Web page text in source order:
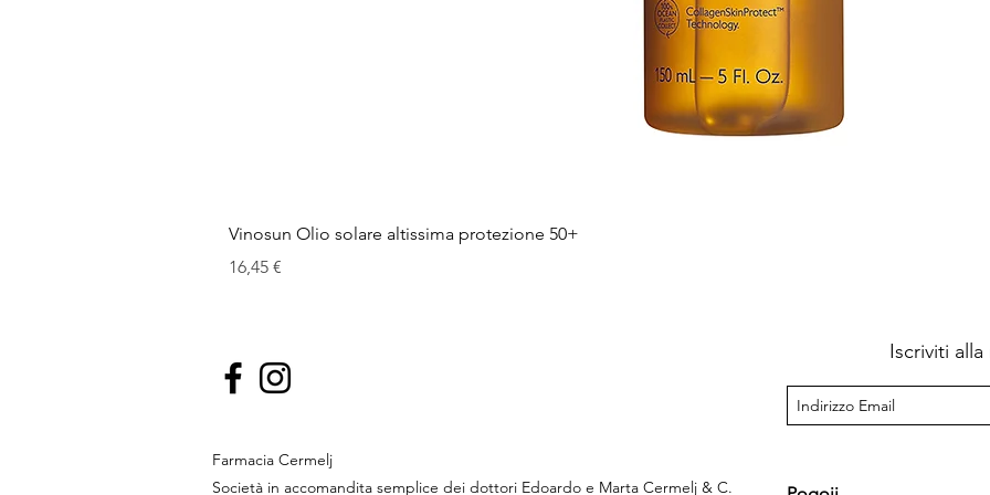
Vinosun Olio solare altissima protezione 50+
Cena
16,45 €
Farmacia Cermelj
Società in accomandita semplice dei dottori Edoardo e Marta Cermelj & C.
Iscriviti